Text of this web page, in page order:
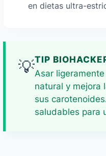
en dietas ultra-
💡TIP
Asar
natural y mejora
sus
saludables para